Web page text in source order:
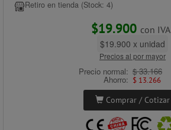
Retiro en tienda (Stock: 4)
$19.900 con IVA
$19.900 x unidad
Precios al por mayor
Precio normal: $ 33.166
Ahorro: $ 13.266
Comprar / Cotizar